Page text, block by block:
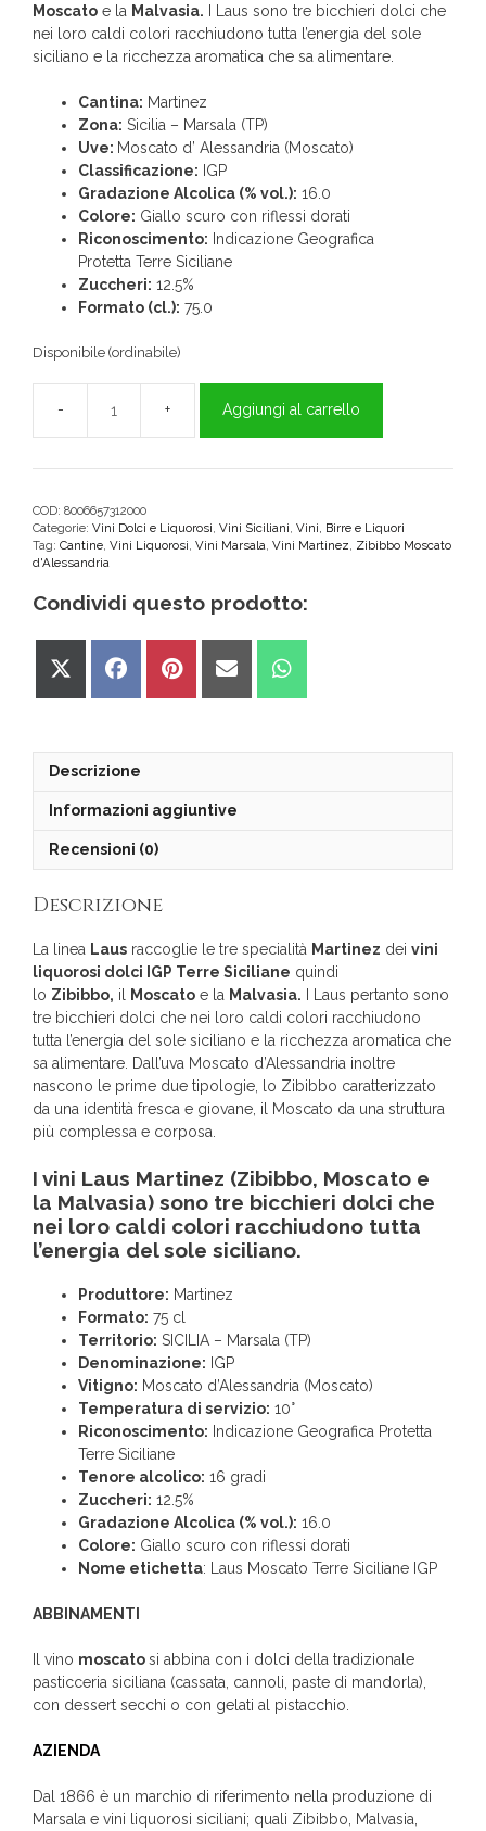
Moscato e la Malvasia. I Laus sono tre bicchieri dolci che
nei loro caldi colori racchiudono tutta l’energia del sole
siciliano e la ricchezza aromatica che sa alimentare.
Cantina: Martinez
Zona: Sicilia – Marsala (TP)
Uve: Moscato d’ Alessandria (Moscato)
Classificazione: IGP
Gradazione Alcolica (% vol.): 16.0
Colore: Giallo scuro con riflessi dorati
Riconoscimento: Indicazione Geografica
Protetta Terre Siciliane
Zuccheri: 12.5%
Formato (cl.): 75.0
Disponibile (ordinabile)
Laus
"Martinez"
Moscato
Siciliane
Aggiungi al carrello
COD: 8006657312000
Categorie: Vini Dolci e Liquorosi, Vini Siciliani, Vini, Birre e Liquori
Tag: Cantine, Vini Liquorosi, Vini Marsala, Vini Martinez, Zibibbo Moscato
d'Alessandria
Condividi questo prodotto:
Share
Share
Share
Share
Share
Descrizione
Informazioni aggiuntive
Recensioni (0)
Descrizione
La linea Laus raccoglie le tre specialità Martinez dei vini
liquorosi dolci IGP Terre Siciliane quindi
lo Zibibbo, il Moscato e la Malvasia. I Laus pertanto sono
tre bicchieri dolci che nei loro caldi colori racchiudono
tutta l’energia del sole siciliano e la ricchezza aromatica che
sa alimentare. Dall’uva Moscato d’Alessandria inoltre
nascono le prime due tipologie, lo Zibibbo caratterizzato
da una identità fresca e giovane, il Moscato da una struttura
più complessa e corposa.
I vini Laus Martinez (Zibibbo, Moscato e
la Malvasia) sono tre bicchieri dolci che
nei loro caldi colori racchiudono tutta
l’energia del sole siciliano.
Produttore: Martinez
Formato: 75 cl
Territorio: SICILIA – Marsala (TP)
Denominazione: IGP
Vitigno: Moscato d’Alessandria (Moscato)
Temperatura di servizio: 10°
Riconoscimento: Indicazione Geografica Protetta
Terre Siciliane
Tenore alcolico: 16 gradi
Zuccheri: 12.5%
Gradazione Alcolica (% vol.): 16.0
Colore: Giallo scuro con riflessi dorati
Nome etichetta: Laus Moscato Terre Siciliane IGP
ABBINAMENTI
Il vino moscatosi abbina con i dolci della tradizionale
pasticceria siciliana (cassata, cannoli, paste di mandorla),
con dessert secchi o con gelati al pistacchio.
AZIENDA
Dal 1866 è un marchio di riferimento nella produzione di
Marsala e vini liquorosi siciliani; quali Zibibbo, Malvasia,